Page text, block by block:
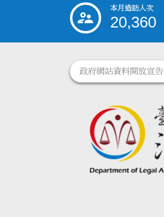
::: 本月造訪人次
20,360
政府網站資料開放宣告